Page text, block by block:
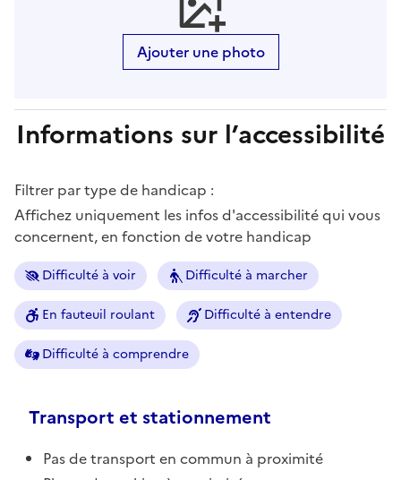
Ajouter une photo
Informations sur l’accessibilité
Filtrer par type de handicap :
Affichez uniquement les infos d'accessibilité qui vous
concernent, en fonction de votre handicap
Difficulté à voir Difficulté à marcher
En fauteuil roulant Difficulté à entendre
Difficulté à comprendre
Transport et stationnement
Pas de transport en commun à proximité